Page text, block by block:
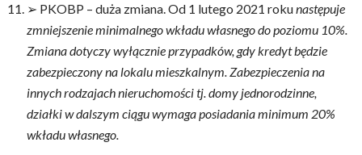
➢ PKOBP – duża zmiana. Od 1 lutego 2021 rokunastępuje
zmniejszenie minimalnego wkładu własnego do poziomu 10%.
Zmiana dotyczy wyłącznie przypadków, gdy kredyt będzie
zabezpieczony na lokalu mieszkalnym. Zabezpieczenia na
innych rodzajach nieruchomości tj. domy jednorodzinne,
działki w dalszym ciągu wymaga posiadania minimum 20%
wkładu własnego.